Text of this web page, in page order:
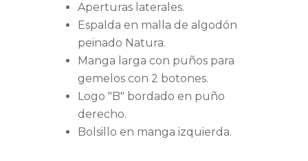
Aperturas laterales.
Espalda en malla de algodón
peinado Natura.
Manga larga con puños para
gemelos con 2 botones.
Logo "B" bordado en puño
derecho.
Bolsillo en manga izquierda.